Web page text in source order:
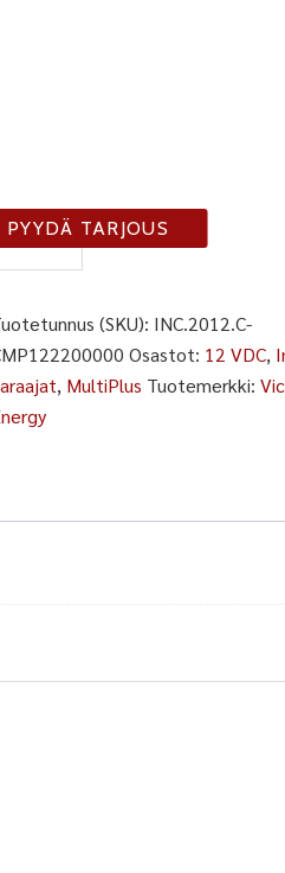
INC-
PYYDÄ TARJOUS
(SKU): INC.2012.C-
Osastot: 12 VDC,
, MultiPlus Tuotemerkki: